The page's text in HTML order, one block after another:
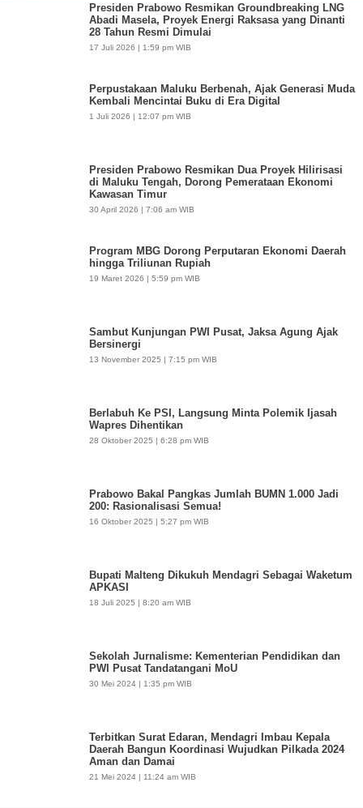
Presiden Prabowo Resmikan Groundbreaking LNG
Abadi Masela, Proyek Energi Raksasa yang Dinanti
28 Tahun Resmi Dimulai
17 Juli 2026 | 1:59 pm WIB
Perpustakaan Maluku Berbenah, Ajak Generasi Muda
Kembali Mencintai Buku di Era Digital
1 Juli 2026 | 12:07 pm WIB
Presiden Prabowo Resmikan Dua Proyek Hilirisasi
di Maluku Tengah, Dorong Pemerataan Ekonomi
Kawasan Timur
30 April 2026 | 7:06 am WIB
Program MBG Dorong Perputaran Ekonomi Daerah
hingga Triliunan Rupiah
19 Maret 2026 | 5:59 pm WIB
Sambut Kunjungan PWI Pusat, Jaksa Agung Ajak
Bersinergi
13 November 2025 | 7:15 pm WIB
Berlabuh Ke PSI, Langsung Minta Polemik Ijasah
Wapres Dihentikan
28 Oktober 2025 | 6:28 pm WIB
Prabowo Bakal Pangkas Jumlah BUMN 1.000 Jadi
200: Rasionalisasi Semua!
16 Oktober 2025 | 5:27 pm WIB
Bupati Malteng Dikukuh Mendagri Sebagai Waketum
APKASI
18 Juli 2025 | 8:20 am WIB
Sekolah Jurnalisme: Kementerian Pendidikan dan
PWI Pusat Tandatangani MoU
30 Mei 2024 | 1:35 pm WIB
Terbitkan Surat Edaran, Mendagri Imbau Kepala
Daerah Bangun Koordinasi Wujudkan Pilkada 2024
Aman dan Damai
21 Mei 2024 | 11:24 am WIB